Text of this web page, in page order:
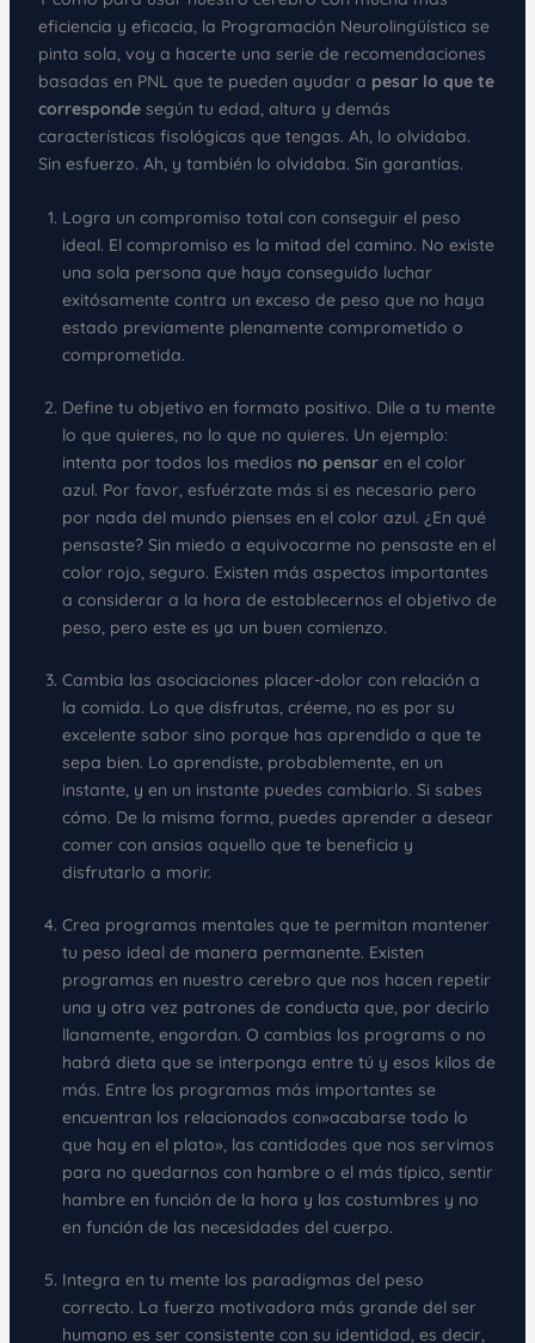
eficiencia y eficacia, la Programación Neurolingüística se
pinta sola, voy a hacerte una serie de recomendaciones
basadas en PNL que te pueden ayudar a pesar lo que te
correspondesegún tu edad, altura y demás
características fisológicas que tengas. Ah, lo olvidaba.
Sin esfuerzo. Ah, y también lo olvidaba. Sin garantías.
Logra un compromiso total con conseguir el peso
ideal. El compromiso es la mitad del camino. No existe
una sola persona que haya conseguido luchar
exitósamente contra un exceso de peso que no haya
estado previamente plenamente comprometido o
comprometida.
Define tu objetivo en formato positivo. Dile a tu mente
lo que quieres, no lo que no quieres. Un ejemplo:
intenta por todos los medios no pensaren el color
azul. Por favor, esfuérzate más si es necesario pero
por nada del mundo pienses en el color azul. ¿En qué
pensaste? Sin miedo a equivocarme no pensaste en el
color rojo, seguro. Existen más aspectos importantes
a considerar a la hora de establecernos el objetivo de
peso, pero este es ya un buen comienzo.
Cambia las asociaciones placer-dolor con relación a
la comida. Lo que disfrutas, créeme, no es por su
excelente sabor sino porque has aprendido a que te
sepa bien. Lo aprendiste, probablemente, en un
instante, y en un instante puedes cambiarlo. Si sabes
cómo. De la misma forma, puedes aprender a desear
comer con ansias aquello que te beneficia y
disfrutarlo a morir.
Crea programas mentales que te permitan mantener
tu peso ideal de manera permanente. Existen
programas en nuestro cerebro que nos hacen repetir
una y otra vez patrones de conducta que, por decirlo
llanamente, engordan. O cambias los programs o no
habrá dieta que se interponga entre tú y esos kilos de
más. Entre los programas más importantes se
encuentran los relacionados con»acabarse todo lo
que hay en el plato», las cantidades que nos servimos
para no quedarnos con hambre o el más típico, sentir
hambre en función de la hora y las costumbres y no
en función de las necesidades del cuerpo.
Integra en tu mente los paradigmas del peso
correcto. La fuerza motivadora más grande del ser
humano es ser consistente con su identidad, es decir,